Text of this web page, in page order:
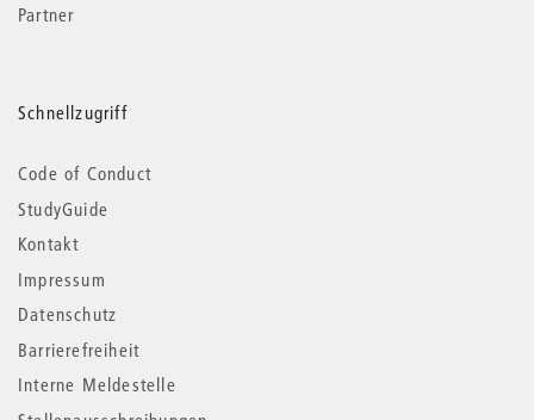
Partner
Schnellzugriff
Code of Conduct
StudyGuide
Kontakt
Impressum
Datenschutz
Barrierefreiheit
Interne Meldestelle